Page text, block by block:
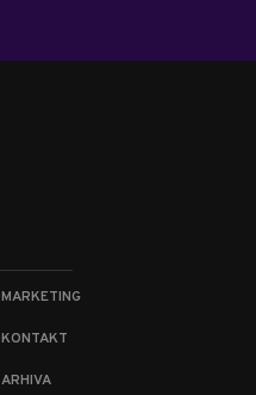
MARKETING
KONTAKT
ARHIVA